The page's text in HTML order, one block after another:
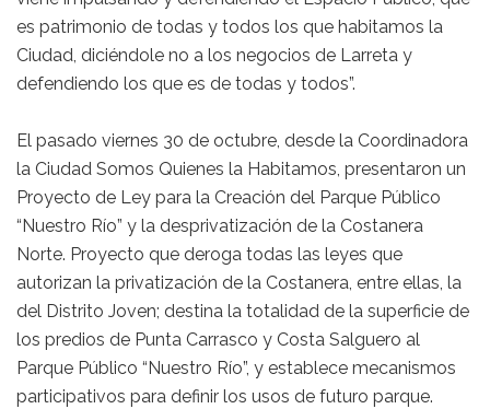
es patrimonio de todas y todos los que habitamos la
Ciudad, diciéndole no a los negocios de Larreta y
defendiendo los que es de todas y todos”.
El pasado viernes 30 de octubre, desde la Coordinadora
la Ciudad Somos Quienes la Habitamos, presentaron un
Proyecto de Ley para la Creación del Parque Público
“Nuestro Río” y la desprivatización de la Costanera
Norte. Proyecto que deroga todas las leyes que
autorizan la privatización de la Costanera, entre ellas, la
del Distrito Joven; destina la totalidad de la superficie de
los predios de Punta Carrasco y Costa Salguero al
Parque Público “Nuestro Río”, y establece mecanismos
participativos para definir los usos de futuro parque.